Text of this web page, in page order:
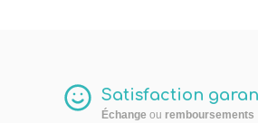
Satisfaction
Échange ou remboursements